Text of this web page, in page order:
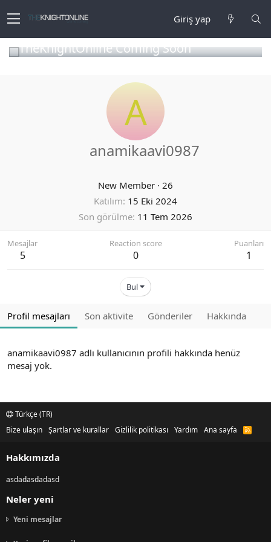
Giriş yap
TheKnightOnline Coming Soon
A
anamikaavi0987
New Member · 26
Katılım 15 Eki 2024
Son görülme 11 Tem 2026
Mesajlar
5
Reaction score
0
Puanları
1
Bul
Profil mesajları Son aktivite Gönderiler Hakkında
anamikaavi0987 adlı kullanıcının profili hakkında henüz
mesaj yok.
Türkçe (TR)
Bize ulaşın Şartlar ve kurallar Gizlilik politikası Yardım Ana sayfa
R
Hakkımızda
asdadasdadasd
Neler yeni
Yeni mesajlar